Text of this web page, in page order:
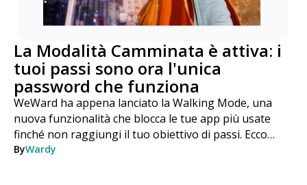
La Modalità Camminata è attiva: i
tuoi passi sono ora l'unica
password che funziona
WeWard ha appena lanciato la Walking Mode, una
nuova funzionalità che blocca le tue app più usate
finché non raggiungi il tuo obiettivo di passi. Ecco
come funziona, passo dopo passo.
ByWardy